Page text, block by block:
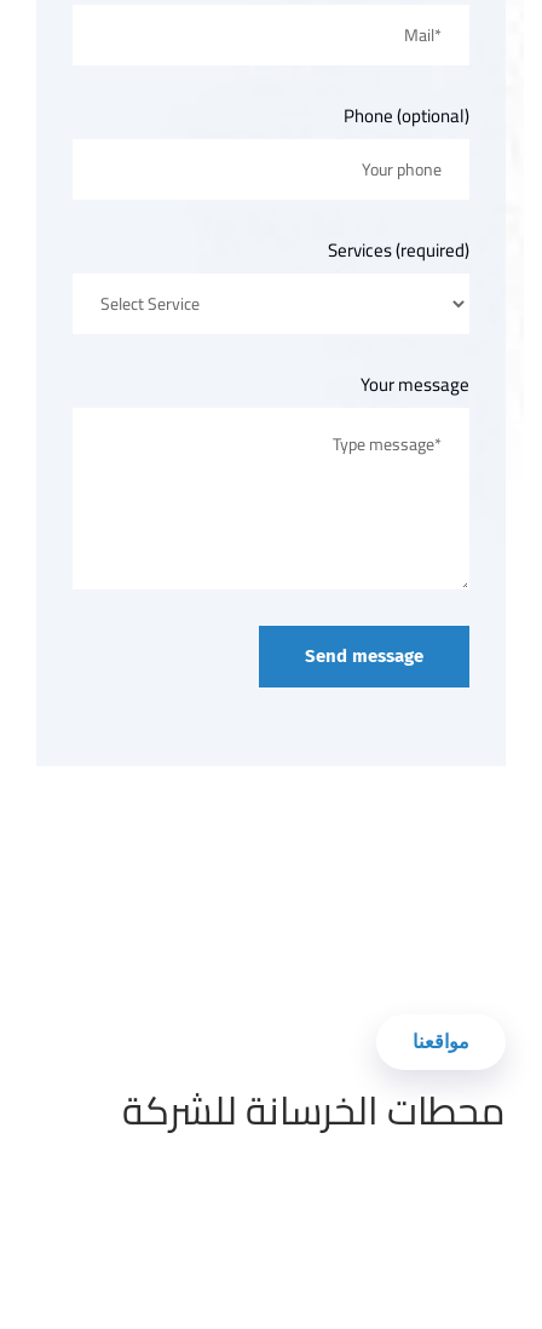
Phone (optional)
Services (required)
Your message
Send message
مواقعنا
محطات الخرسانة للشركة